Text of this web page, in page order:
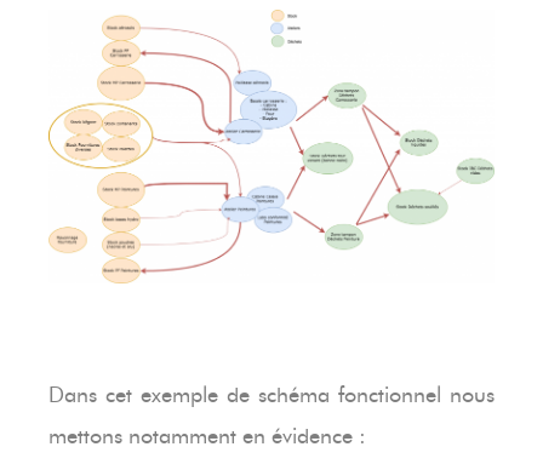
Dans cet exemple de schéma fonctionnel nous
mettons notamment en évidence :